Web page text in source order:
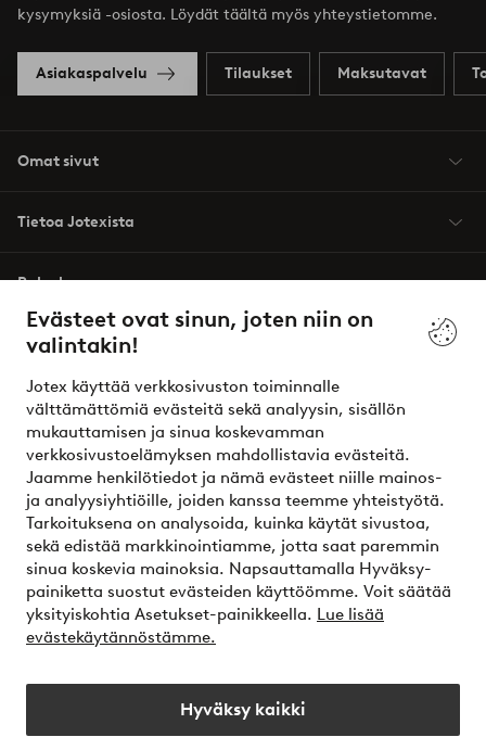
Evästeet ovat sinun, joten niin on
valintakin!
Jotex käyttää verkkosivuston toiminnalle
välttämättömiä evästeitä sekä analyysin, sisällön
mukauttamisen ja sinua koskevamman
verkkosivustoelämyksen mahdollistavia evästeitä.
Jaamme henkilötiedot ja nämä evästeet niille mainos-
ja analyysiyhtiöille, joiden kanssa teemme yhteistyötä.
Tarkoituksena on analysoida, kuinka käytät sivustoa,
sekä edistää markkinointiamme, jotta saat paremmin
sinua koskevia mainoksia. Napsauttamalla Hyväksy-
painiketta suostut evästeiden käyttöömme. Voit säätää
yksityiskohtia Asetukset-painikkeella. Lue lisää
evästekäytännöstämme.
Hyväksy kaikki
kysymyksiä -osiosta. Löydät täältä myös yhteystietomme.
Asiakaspalvelu Tilaukset Maksutavat
Omat sivut
Tietoa Jotexista
Palvelumme
Ehdot
Ystävät
Turvalliset maksut – maksa nyt tai erissä
Haluatko tietää lisää maksuvaihtoehdoistamme?
elpy